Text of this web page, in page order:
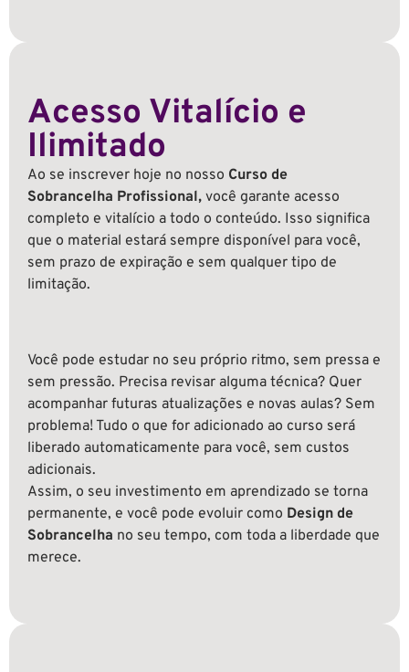
Acesso Vitalício e
Ilimitado
Ao se inscrever hoje no nosso Curso de
Sobrancelha Profissional, você garante acesso
completo e vitalício a todo o conteúdo. Isso significa
que o material estará sempre disponível para você,
sem prazo de expiração e sem qualquer tipo de
limitação.
Você pode estudar no seu próprio ritmo, sem pressa e
sem pressão. Precisa revisar alguma técnica? Quer
acompanhar futuras atualizações e novas aulas? Sem
problema! Tudo o que for adicionado ao curso será
liberado automaticamente para você, sem custos
adicionais.
Assim, o seu investimento em aprendizado se torna
permanente, e você pode evoluir como Design de
Sobrancelha no seu tempo, com toda a liberdade que
merece.